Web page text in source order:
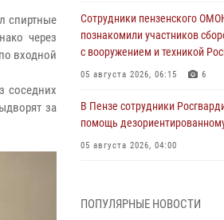
спиртные
через
входной
соседних
за
Сотрудники пензенского
познакомили участников
с вооружением и техникой
05 августа 2026, 06:15 6
В Пензе сотрудники
помощь
05 августа 2026, 04:00
маскировавшейся под
ПОПУЛЯРНЫЕ НОВОСТИ